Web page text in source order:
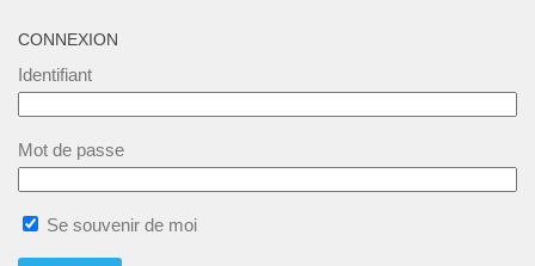
CONNEXION
Identifiant
Mot de passe
Se souvenir de moi